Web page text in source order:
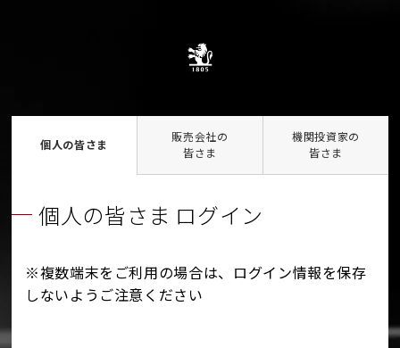
個人の皆さま
販売会社の
皆さま
機関投資家の
皆さま
個人の皆さま ログイン
※複数端末をご利用の場合は、ログイン情報を保存
しないようご注意ください